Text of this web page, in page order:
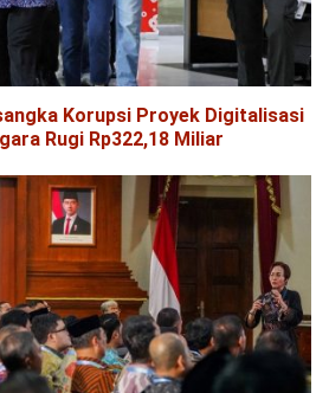
Korupsi Proyek Digitalisasi
Rugi Rp322,18 Miliar